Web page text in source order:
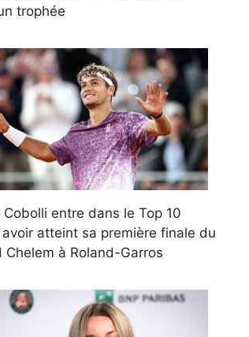
trophée
Cobolli entre dans le Top 10
avoir atteint sa première finale du
Chelem à Roland-Garros